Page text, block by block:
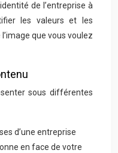
de l’entreprise à
les valeurs et les
que vous voulez
sous différentes
d’une entreprise
en face de votre